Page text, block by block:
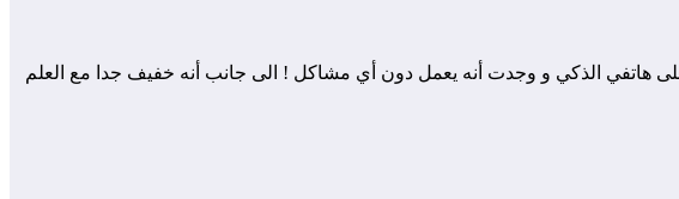
هاتفي الذكي و وجدت أنه يعمل دون أي مشاكل ! الى جانب أنه خفيف جدا مع العلم